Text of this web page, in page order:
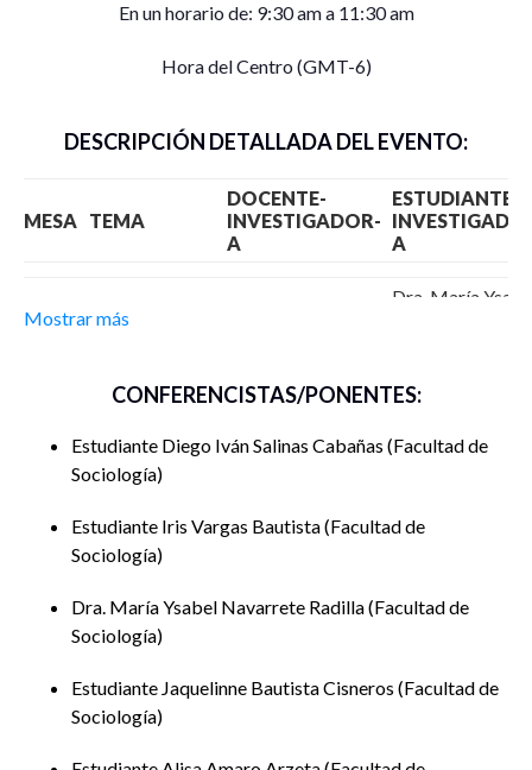
En un horario de: 9:30 am a 11:30 am
Hora del Centro (GMT-6)
DESCRIPCIÓN DETALLADA DEL EVENTO:
MESA TEMA
DOCENTE-
INVESTIGADOR-
A
ESTUDIANTE
A
Estudiantes del
2025
Dra. María Ysabel
Dra. María
Daniela Chávez
Mostrar más
CONFERENCISTAS/PONENTES:
Estudiante Diego Iván Salinas Cabañas Facultad de
Sociología
Estudiante Iris Vargas Bautista Facultad de
Sociología
Dra. María Ysabel Navarrete Radilla Facultad de
Sociología
Estudiante Jaquelinne Bautista Cisneros Facultad de
Sociología